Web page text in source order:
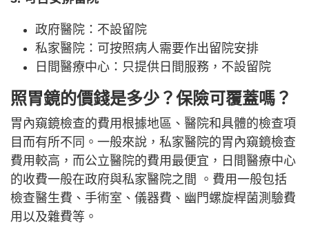
政府醫院：不設留院
私家醫院：可按照病人需要作出留院安排
日間醫療中心：只提供日間服務，不設留院
照胃鏡的價錢是多少？保險可覆蓋嗎？
胃內窺鏡檢查的費用根據地區、醫院和具體的檢查項
目而有所不同。一般來說，私家醫院的胃內窺鏡檢查
費用較高，而公立醫院的費用最便宜，日間醫療中心
的收費一般在政府與私家醫院之間 。費用一般包括
檢查醫生費、手術室、儀器費、幽門螺旋桿菌測驗費
用以及雜費等。